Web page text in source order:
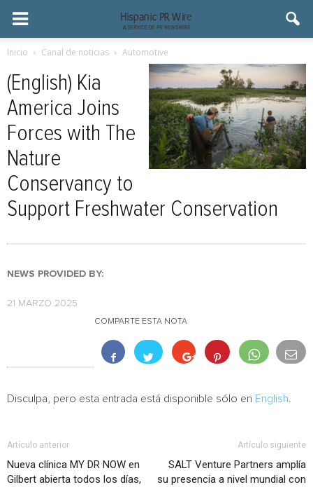
Inicio Canal de noticias Automotive
(English) Kia
America Joins
Forces with The
Nature
Conservancy to
Support Freshwater Conservation
NEWS PROVIDED BY:
21 MARZO 2025
COMPARTE ESTA NOTA
Disculpa, pero esta entrada está disponible sólo en English
Artículo anterior
Nueva clínica MY DR NOW en
Gilbert abierta todos los días,
Artículo siguiente
SALT Venture Partners amplía
su presencia a nivel mundial con